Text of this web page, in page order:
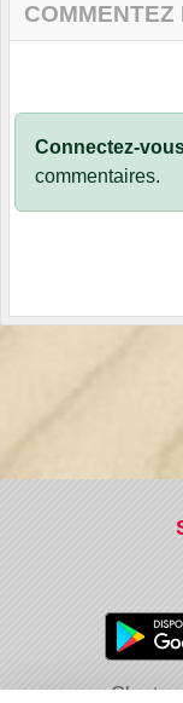
COMMENTEZ
Connectez-
commentaires.
Charte